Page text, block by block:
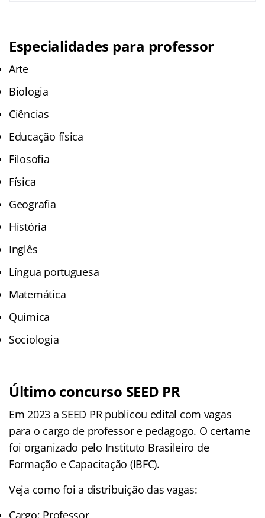
Especialidades para professor
Arte
Biologia
Ciências
Educação física
Filosofia
Física
Geografia
História
Inglês
Língua portuguesa
Matemática
Química
Sociologia
Último concurso SEED PR
Em 2023 a SEED PR publicou edital com vagas
para o cargo de professor e pedagogo. O certame
foi organizado pelo Instituto Brasileiro de
Formação e Capacitação (IBFC).
Veja como foi a distribuição das vagas:
Cargo: Professor